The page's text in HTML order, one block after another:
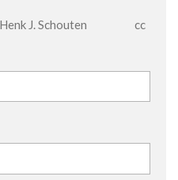
Henk J. Schouten cc